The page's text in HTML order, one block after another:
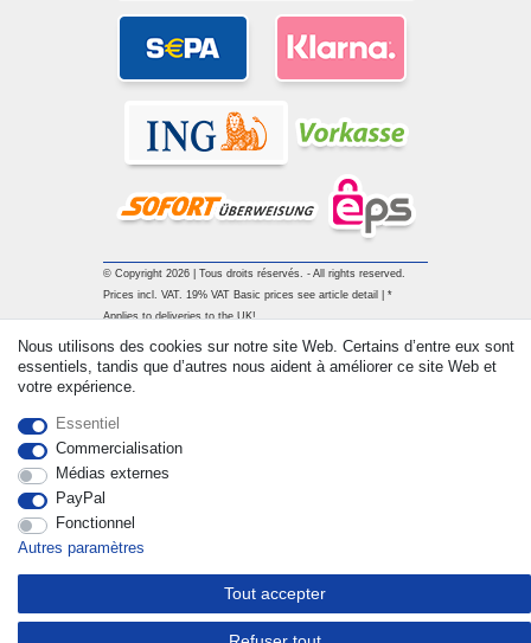
© Copyright 2026 | Tous droits réservés. - All rights reserved.
Prices incl. VAT. 19% VAT Basic prices see article detail | *
Applies to deliveries to the UK!
Nous utilisons des cookies sur notre site Web. Certains d’entre eux sont
essentiels, tandis que d’autres nous aident à améliorer ce site Web et
votre expérience.
Essentiel
Commercialisation
Médias externes
PayPal
Fonctionnel
Autres paramètres
Tout accepter
Rétracter le contrat ici